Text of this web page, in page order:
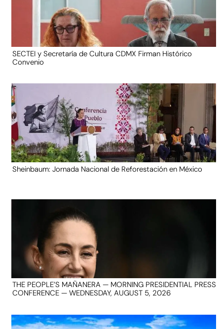
SECTEI y Secretaría de Cultura CDMX Firman Histórico
Convenio
Sheinbaum: Jornada Nacional de Reforestación en México
THE PEOPLE’S MAÑANERA — MORNING PRESIDENTIAL PRESS
CONFERENCE — WEDNESDAY, AUGUST 5, 2026